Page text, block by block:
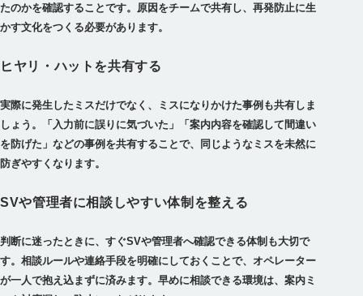
たのかを確認することです。原因をチームで共有し、再発防止に生
かす文化をつくる必要があります。
ヒヤリ・ハットを共有する
実際に発生したミスだけでなく、ミスになりかけた事例も共有しま
しょう。「入力前に誤りに気づいた」「案内内容を確認して間違い
を防げた」などの事例を共有することで、同じようなミスを未然に
防ぎやすくなります。
SVや管理者に相談しやすい体制を整える
判断に迷ったときに、すぐSVや管理者へ確認できる体制も大切で
す。相談ルールや連絡手段を明確にしておくことで、オペレーター
が一人で抱え込まずに済みます。早めに相談できる環境は、案内ミ